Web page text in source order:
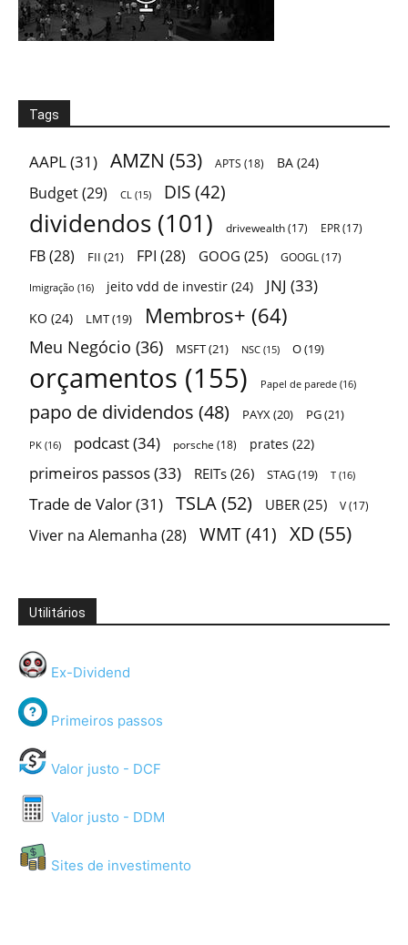
Tags
AAPL(31) AMZN (53) APTS (18) BA (24)
Budget(29) CL (15) DIS (42)
dividendos (101) drivewealth(17) EPR(17)
FB(28) FII (21) FPI (28) GOOG (25) GOOGL (17)
Imigração (16) jeito vdd de investir (24) JNJ (33)
KO (24) LMT(19) Membros+ (64)
Meu Negócio (36) MSFT(21) NSC (15) O(19)
orçamentos (155) Papel de parede (16)
papo de dividendos (48) PAYX(20) PG(21)
PK (16) podcast(34) porsche (18) prates (22)
primeiros passos(33) REITs (26) STAG(19) T (16)
Trade de Valor(31) TSLA(52) UBER (25) V(17)
Viver na Alemanha (28) WMT (41) XD (55)
Utilitários
Ex-Dividend
Primeiros passos
Valor justo - DCF
Valor justo - DDM
Sites de investimento